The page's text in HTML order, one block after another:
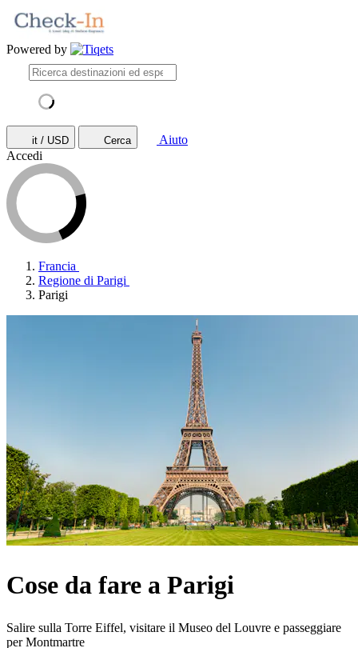
Powered by
it / USD Cerca
Aiuto
Accedi
Francia
Regione di Parigi
Parigi
Cose da fare a Parigi
Salire sulla Torre Eiffel, visitare il Museo del Louvre e passeggiare
per Montmartre